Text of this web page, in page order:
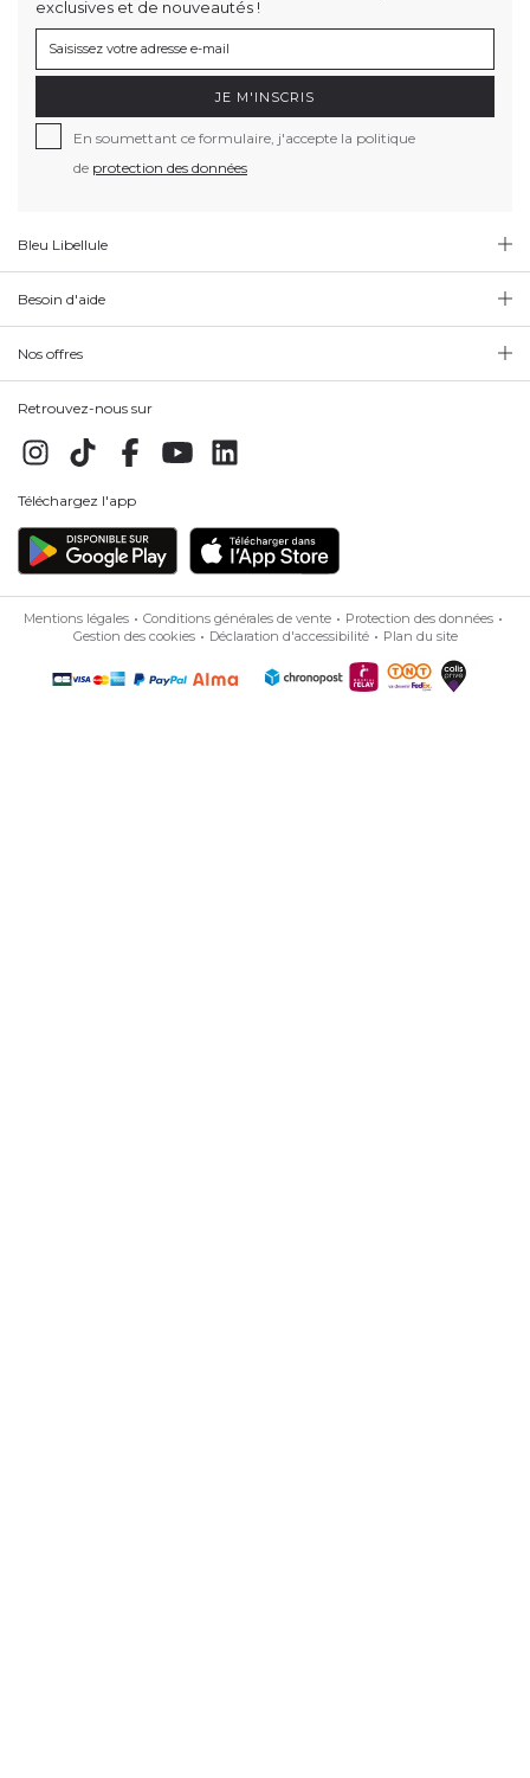
exclusives et de nouveautés !
JE M'INSCRIS
En soumettant ce formulaire, j'accepte la politique
de protection des données
Bleu Libellule
Besoin d'aide
Nos offres
Retrouvez-nous sur
Téléchargez l'app
Mentions légales Conditions générales de vente
Protection des données
Gestion des cookies
Déclaration d'accessibilité Plan du site